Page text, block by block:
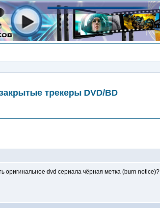
трекеры DVD/BD
оригинальное dvd сериала чёрная метка (burn notice)?